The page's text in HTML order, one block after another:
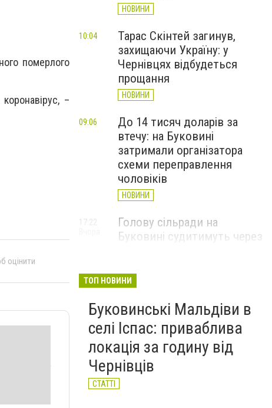
померлого
–
оцінити
НОВИНИ
Тарас Скінтей загинув,
захищаючи Україну: у
Чернівцях відбудеться
прощання
НОВИНИ
10:04
До 14 тисяч доларів за
втечу: на Буковині
затримали організатора
схеми переправлення
чоловіків
НОВИНИ
09:06
Голову сільради на
Буковині судитимуть через
школярів
17:22
Чернівецька поліція
відреагувала на інцидент у
автобусі: водій вибачився
(ВІДЕО)
Вчора
ТОП НОВИНИ
Буковинські Мальдіви в
селі Іспас: приваблива
локація за годину від
Чернівців
СТАТТІ